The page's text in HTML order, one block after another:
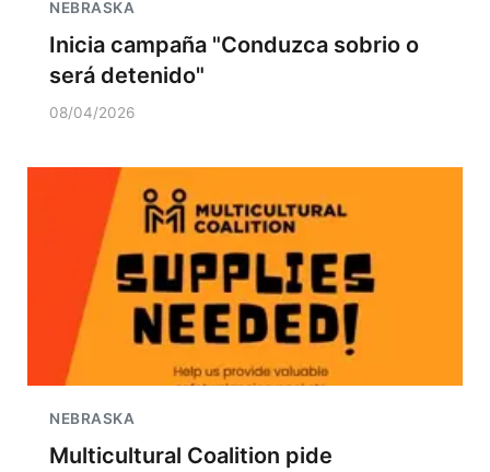
NEBRASKA
Inicia campaña "Conduzca sobrio o
será detenido"
08/04/2026
NEBRASKA
Multicultural Coalition pide